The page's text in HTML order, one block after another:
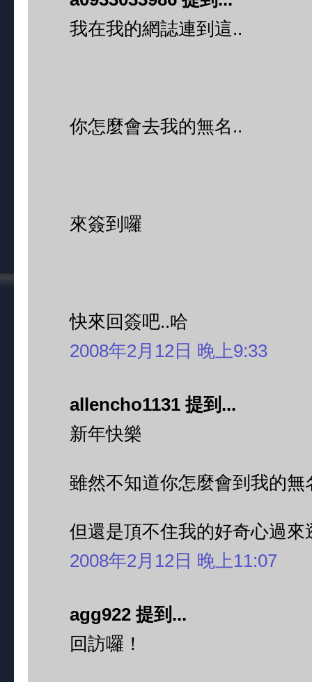
我在我的網誌連到這..
你怎麼會去我的無名..
來簽到囉
快來回簽吧..哈
2008年2月12日 晚上9:33
allencho1131 提到...
新年快樂
雖然不知道你怎麼會到我的無
但還是頂不住我的好奇心過來
2008年2月12日 晚上11:07
agg922 提到...
回訪囉！